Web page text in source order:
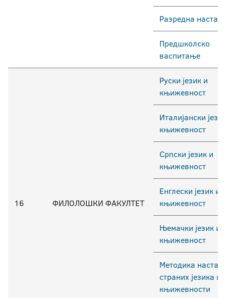
Разредна
Предшколско
васпитање
16 ФИЛОЛОШКИ ФАКУЛТЕТ
Руски језик и
књижевност
Италијански
књижевност
Српски језик и
књижевност
Енглески језик и
књижевност
Њемачки језик и
књижевност
Методика
страних језика и
књижевности